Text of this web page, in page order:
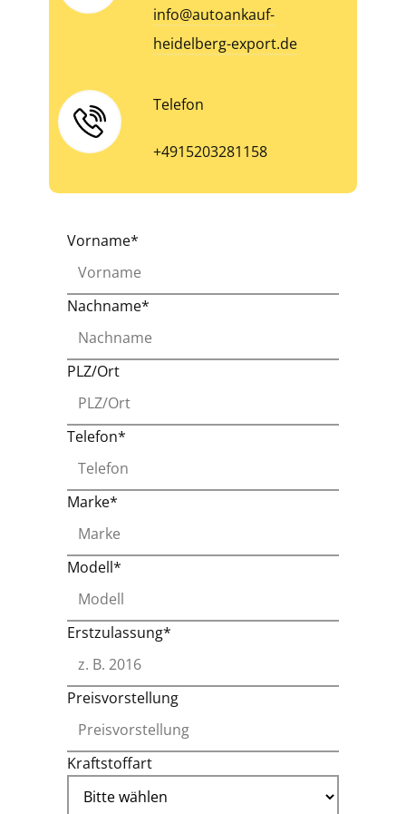
info@autoankauf-
heidelberg-export.de
Telefon
+4915203281158
Vorname*
Nachname*
PLZ/Ort
Telefon*
Marke*
Modell*
Erstzulassung*
Preisvorstellung
Kraftstoffart